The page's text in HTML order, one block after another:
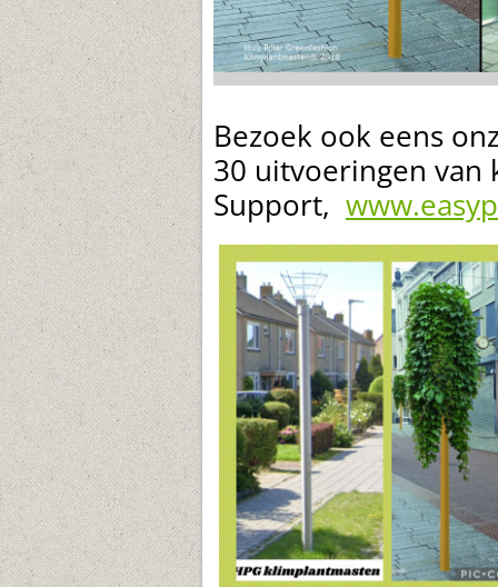
Bezoek ook eens
30 uitvoeringen van
Support,